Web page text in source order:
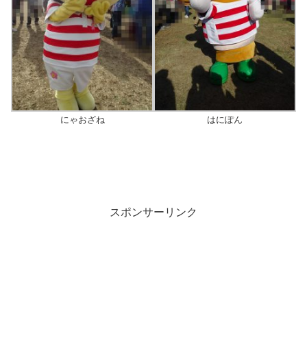
にゃおざね はにぽん
スポンサーリンク